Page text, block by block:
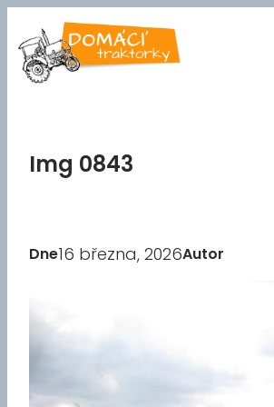
Přeskočit
na
obsah
Img 0843
Dne16 března, 2026Autor